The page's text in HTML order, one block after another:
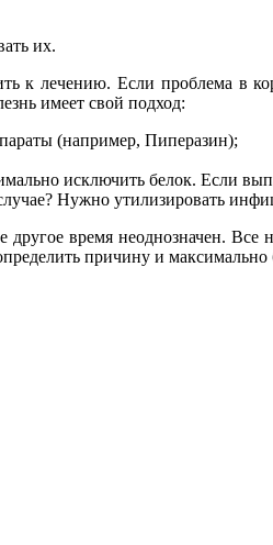
их.
к лечению. Если проблема в
имеет свой подход:
(например, Пиперазин);
исключить белок. Если
Нужно утилизировать
время неоднозначен.
причину и максимально